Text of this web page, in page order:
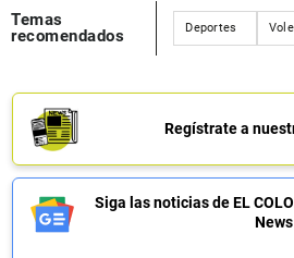
Temas
recomendados
Deportes
Regístrate a
Siga las noticias de EL
News